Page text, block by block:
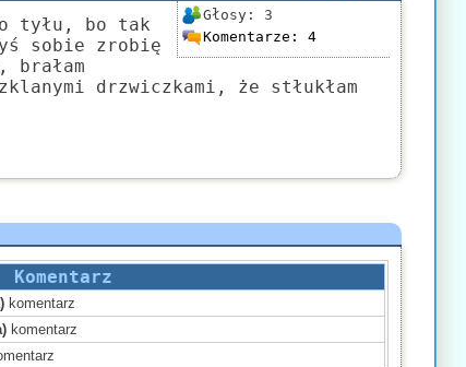
Głosy: 3
Komentarze: 4
tyłu, bo tak
sobie zrobię
brałam
drzwiczkami, że stłukłam
Komentarz
komentarz
komentarz